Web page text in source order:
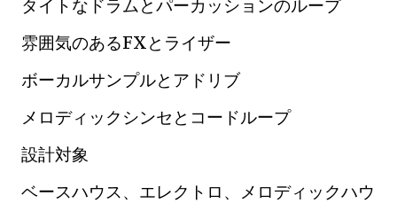
タイトなドラムとパーカッションのループ
雰囲気のあるFXとライザー
ボーカルサンプルとアドリブ
メロディックシンセとコードループ
設計対象
ベースハウス、エレクトロ、メロディックハウ